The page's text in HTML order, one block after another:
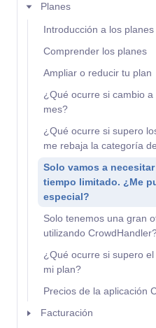
Planes
Introducción a los planes
Comprender los planes
Ampliar o reducir tu plan
¿Qué ocurre si cambio
mes?
¿Qué ocurre si supero
me rebaja la categoría
Solo vamos a
tiempo limitado. ¿Me
especial?
Solo tenemos una gran
utilizando
¿Qué ocurre si supero
mi plan?
Precios de la aplicación
Facturación